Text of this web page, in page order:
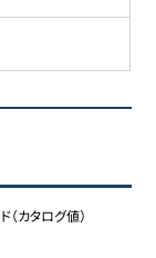
カタログ値）